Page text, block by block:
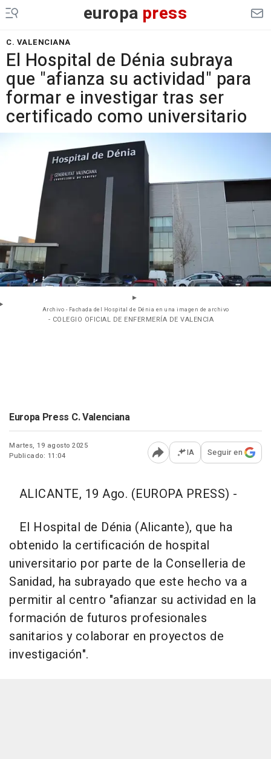
europa press
C. VALENCIANA
El Hospital de Dénia subraya
que "afianza su actividad" para
formar e investigar tras ser
certificado como universitario
Archivo - Fachada del Hospital de Dénia en una imagen de archivo
- COLEGIO OFICIAL DE ENFERMERÍA DE VALENCIA
Europa Press C. Valenciana
Martes, 19 agosto 2025
Publicado: 11:04
Abrir opciones para
IA Seguir en
ALICANTE, 19 Ago. (EUROPA PRESS) -
El Hospital de Dénia (Alicante), que ha
obtenido la certificación de hospital
universitario por parte de la Conselleria de
Sanidad, ha subrayado que este hecho va a
permitir al centro "afianzar su actividad en la
formación de futuros profesionales
sanitarios y colaborar en proyectos de
investigación".